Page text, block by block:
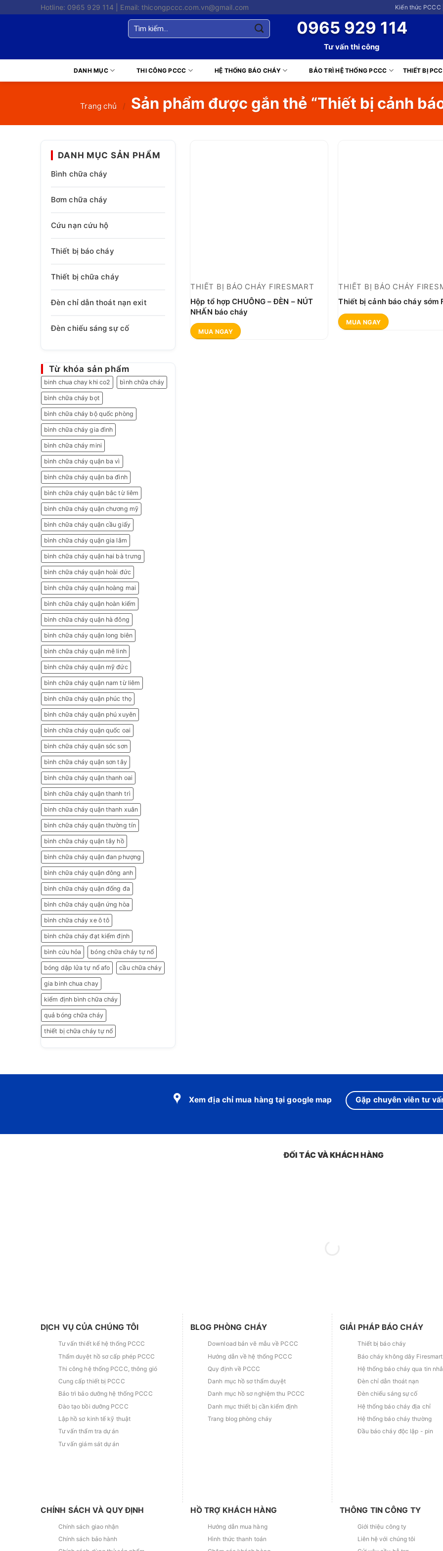
Hotline: 0965 929 114 | Email: thicongpccc.com.vn@gmail.com Kiến thức
Tìm
kiếm:
0965 929 114
Tư vấn thi công
DANH MỤC THI CÔNG PCCC HỆ THỐNG BÁO CHÁY BẢO TRÌ HỆ THỐNG PCCC THIẾT BỊ
Trang chủ / Sản phẩm được gắn thẻ “Thiết bị cảnh
DANH MỤC SẢN PHẨM
Bình chữa cháy
Bơm chữa cháy
Cứu nạn cứu hộ
Thiết bị báo cháy
Thiết bị chữa cháy
Đèn chỉ dẫn thoát nạn exit
Đèn chiếu sáng sự cố
Từ khóa sản phẩm
binh chua chay khi co2 bình chữa cháy
bình chữa cháy bọt
bình chữa cháy bộ quốc phòng
bình chữa cháy gia đình
bình chữa cháy mini
bình chữa cháy quận ba vì
bình chữa cháy quận ba đình
bình chữa cháy quận bắc từ liêm
bình chữa cháy quận chương mỹ
bình chữa cháy quận cầu giấy
bình chữa cháy quận gia lâm
bình chữa cháy quận hai bà trưng
bình chữa cháy quận hoài đức
bình chữa cháy quận hoàng mai
bình chữa cháy quận hoàn kiếm
bình chữa cháy quận hà đông
bình chữa cháy quận long biên
bình chữa cháy quận mê linh
bình chữa cháy quận mỹ đức
bình chữa cháy quận nam từ liêm
bình chữa cháy quận phúc thọ
bình chữa cháy quận phú xuyên
bình chữa cháy quận quốc oai
bình chữa cháy quận sóc sơn
bình chữa cháy quận sơn tây
bình chữa cháy quận thanh oai
bình chữa cháy quận thanh trì
bình chữa cháy quận thanh xuân
bình chữa cháy quận thường tín
bình chữa cháy quận tây hồ
bình chữa cháy quận đan phượng
bình chữa cháy quận đông anh
bình chữa cháy quận đống đa
bình chữa cháy quận ứng hòa
bình chữa cháy xe ô tô
bình chữa cháy đạt kiểm định
bình cứu hỏa bóng chữa cháy tự nổ
bóng dập lửa tự nổ afo cầu chữa cháy
gia binh chua chay
kiểm định bình chữa cháy
quả bóng chữa cháy
thiết bị chữa cháy tự nổ
THIẾT BỊ BÁO CHÁY FIRESMART
Hộp tổ hợp CHUÔNG – ĐÈN – NÚT
NHẤN báo cháy
MUA NGAY
THIẾT BỊ BÁO CHÁY
Thiết bị cảnh báo cháy sớm
MUA NGAY
Xem địa chỉ mua hàng tại google map Gặp chuyên viên tư
ĐỐI TÁC VÀ KHÁCH HÀNG
DỊCH VỤ CỦA CHÚNG TÔI
Tư vấn thiết kế hệ thống PCCC
Thẩm duyệt hồ sơ cấp phép PCCC
Thi công hệ thống PCCC, thông gió
Cung cấp thiết bị PCCC
Bảo trì bảo dưỡng hệ thống PCCC
Đào tạo bồi dưỡng PCCC
Lập hồ sơ kinh tế kỹ thuật
Tư vấn thẩm tra dự án
Tư vấn giám sát dự án
BLOG PHÒNG CHÁY
Download bản vẽ mẫu về PCCC
Hướng dẫn về hệ thống PCCC
Quy định về PCCC
Danh mục hồ sơ thẩm duyệt
Danh mục hồ sơ nghiệm thu PCCC
Danh mục thiết bị cần kiểm định
Trang blog phòng cháy
GIẢI PHÁP BÁO CHÁY
Thiết bị báo cháy
Báo cháy không dây Firesmart
Hệ thống báo cháy qua tin
Đèn chỉ dẫn thoát nạn
Đèn chiếu sáng sự cố
Hệ thống báo cháy địa chỉ
Hệ thống báo cháy thường
Đầu báo cháy độc lập - pin
CHÍNH SÁCH VÀ QUY ĐỊNH
Chính sách giao nhận
Chính sách bảo hành
HỒ TRỢ KHÁCH HÀNG
Hướng dẫn mua hàng
Hình thức thanh toán
THÔNG TIN CÔNG TY
Giới thiệu công ty
Liên hệ với chúng tôi